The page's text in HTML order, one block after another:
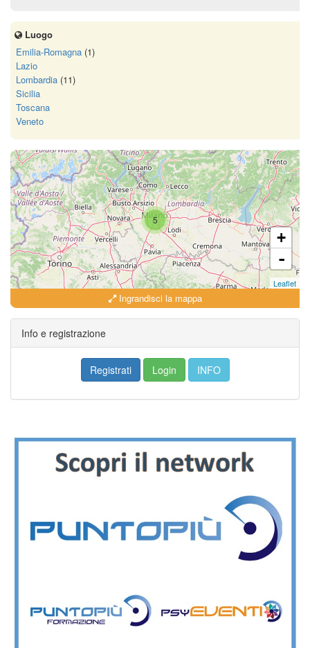
Luogo
Emilia-Romagna (1)
Lazio
Lombardia (11)
Sicilia
Toscana
Veneto
5
+
-
Leaflet
Ingrandisci la mappa
Info e registrazione
Registrati Login INFO